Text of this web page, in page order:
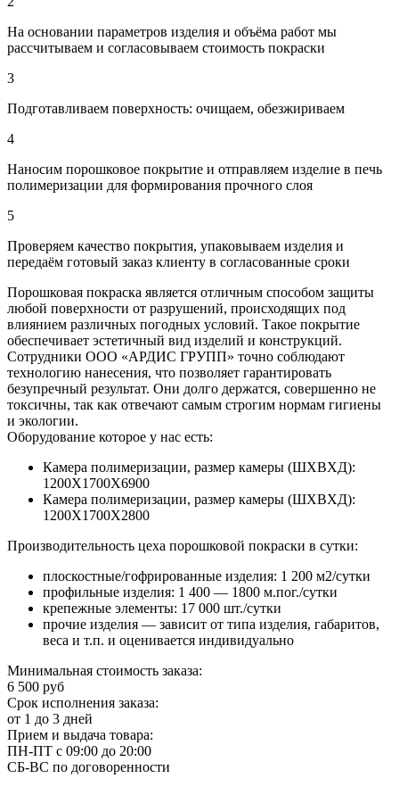
На основании параметров изделия и объёма работ мы
рассчитываем и согласовываем стоимость покраски
3
Подготавливаем поверхность: очищаем, обезжириваем
4
Наносим порошковое покрытие и отправляем изделие в печь
полимеризации для формирования прочного слоя
5
Проверяем качество покрытия, упаковываем изделия и
передаём готовый заказ клиенту в согласованные сроки
Порошковая покраска является отличным способом защиты
любой поверхности от разрушений, происходящих под
влиянием различных погодных условий. Такое покрытие
обеспечивает эстетичный вид изделий и конструкций.
Сотрудники ООО «АРДИС ГРУПП» точно соблюдают
технологию нанесения, что позволяет гарантировать
безупречный результат. Они долго держатся, совершенно не
токсичны, так как отвечают самым строгим нормам гигиены
и экологии.
Оборудование которое у нас есть:
Камера полимеризации, размер камеры (ШХВХД):
1200Х1700Х6900
Камера полимеризации, размер камеры (ШХВХД):
1200Х1700Х2800
Производительность цеха порошковой покраски в сутки:
плоскостные/гофрированные изделия: 1 200 м2/сутки
профильные изделия: 1 400 — 1800 м.пог./сутки
крепежные элементы: 17 000 шт./сутки
прочие изделия — зависит от типа изделия, габаритов,
веса и т.п. и оценивается индивидуально
Минимальная стоимость заказа:
6 500 руб
Срок исполнения заказа:
от 1 до 3 дней
Прием и выдача товара:
ПН-ПТ с 09:00 до 20:00
СБ-ВС по договоренности